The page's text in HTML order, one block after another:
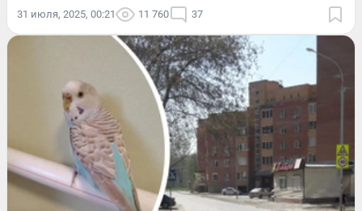
31 июля, 2025, 00:21 11 760 37